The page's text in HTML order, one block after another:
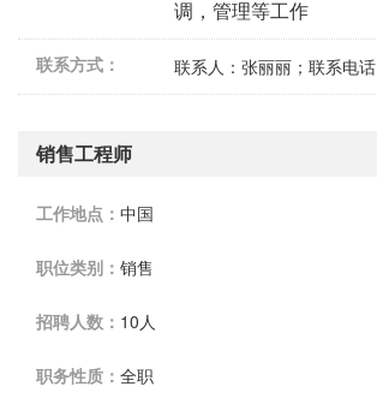
调，管理等工作
联系方式： 联系人：张丽丽；联系电
销售工程师
工作地点： 中国
职位类别： 销售
招聘人数： 10人
职务性质： 全职